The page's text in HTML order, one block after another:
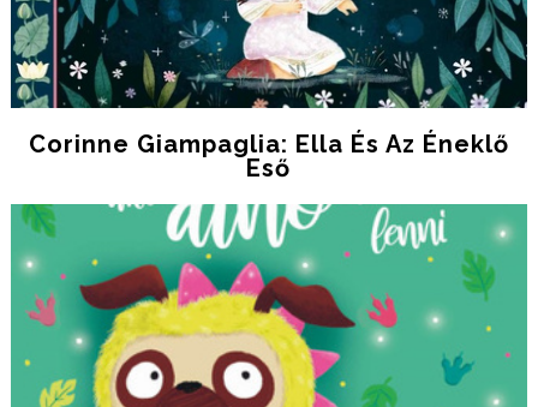
Corinne Giampaglia: Ella És Az Éneklő
Eső